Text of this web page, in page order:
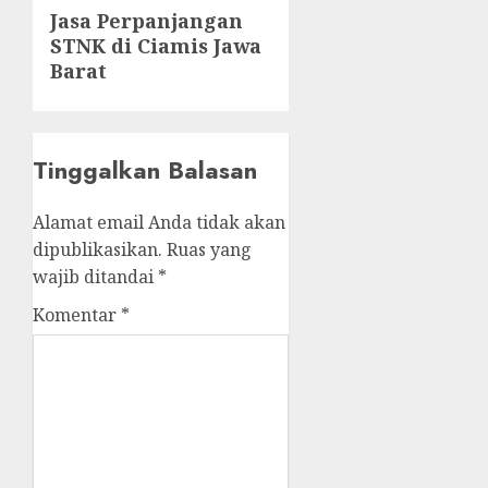
Next
post:
Jasa Perpanjangan
STNK di Ciamis Jawa
Barat
Tinggalkan Balasan
Alamat email Anda tidak akan
dipublikasikan. Ruas yang
wajib ditandai *
Komentar *